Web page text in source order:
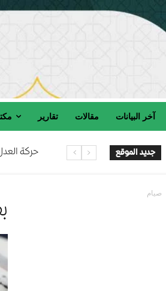
آخر البيانات مقالات تقارير
جديد الموقع حركة
حركة العدل
صيام